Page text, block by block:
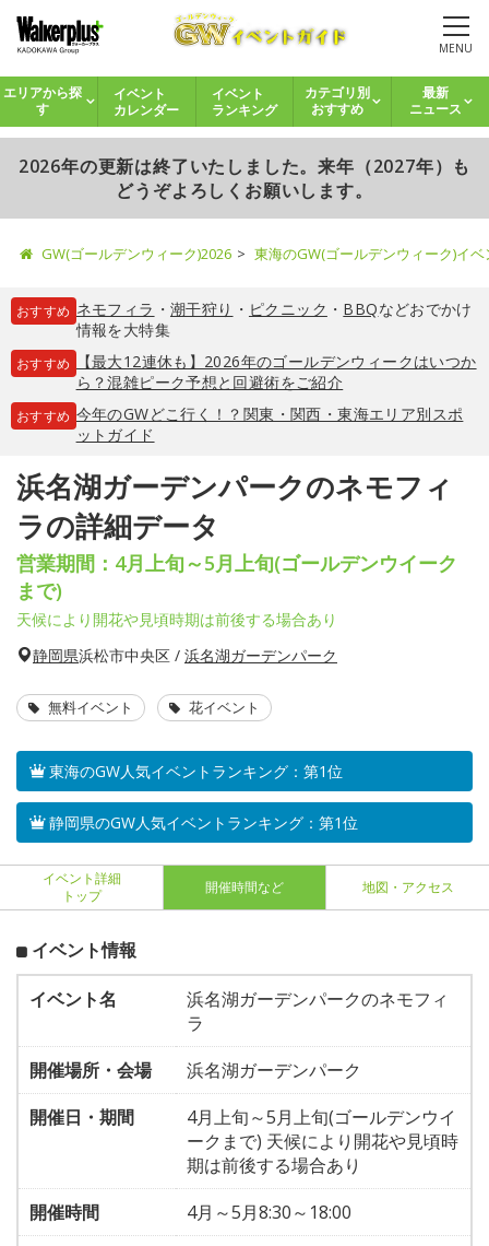
MENU
エリアから探
す
イベント
カレンダー
イベント
ランキング
カテゴリ別
おすすめ
最新
ニュース
2026年の更新は終了いたしました。来年（2027年）も
どうぞよろしくお願いします。
GW(ゴールデンウィーク)2026 東海のGW(ゴールデンウィーク)イ
おすすめ ネモフィラ ・ 潮干狩り ・ ピクニック ・ BBQなどおでかけ
情報を大特集
おすすめ
【最大12連休も】2026年のゴールデンウィークはいつか
ら？混雑ピーク予想と回避術をご紹介
おすすめ 今年のGWどこ行く！？関東・関西・東海エリア別スポ
ットガイド
浜名湖ガーデンパークのネモフィ
ラの詳細データ
営業期間：4月上旬～5月上旬(ゴールデンウイーク
まで)
天候により開花や見頃時期は前後する場合あり
静岡県浜松市中央区 / 浜名湖ガーデンパーク
無料イベント 花イベント
東海のGW人気イベントランキング：第1位
静岡県のGW人気イベントランキング：第1位
イベント詳細
トップ
開催時間など 地図・アクセス
イベント情報
イベント名
浜名湖ガーデンパークのネモフィ
ラ
開催場所・会場
浜名湖ガーデンパーク
開催日・期間
4月上旬～5月上旬(ゴールデンウイ
ークまで) 天候により開花や見頃時
期は前後する場合あり
開催時間
4月～5月8:30～18:00